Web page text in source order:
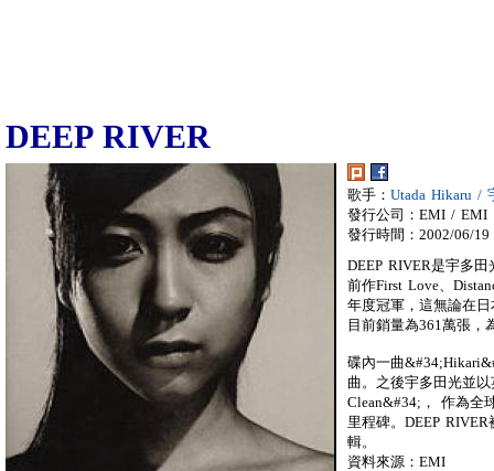
DEEP RIVER
歌手： Utada Hikaru /
發行公司：EMI / EMI
發行時間：2002/06/19
DEEP RIVER是宇多
前作First Love、
年度冠軍，這無論在
目前銷量為361萬張，
碟內一曲
曲。之後宇多田光並
Clean&#34;， 作為全
里程碑。DEEP
輯。
資料來源：EMI